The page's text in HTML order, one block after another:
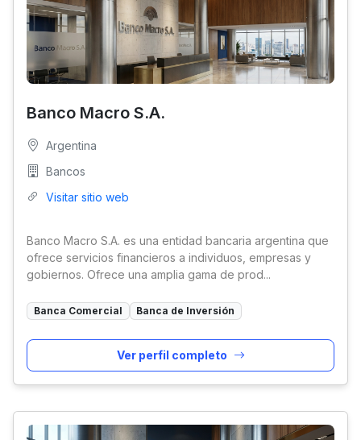
Banco Macro S.A.
Argentina
Bancos
Visitar sitio web
Banco Macro S.A. es una entidad bancaria argentina que
ofrece servicios financieros a individuos, empresas y
gobiernos. Ofrece una amplia gama de prod...
Banca Comercial Banca de Inversión
Ver perfil completo